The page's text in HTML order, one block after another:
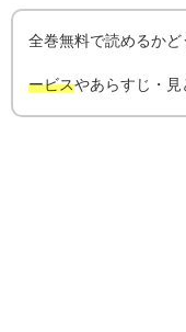
全巻無料で読めるか
ービスやあらすじ・見